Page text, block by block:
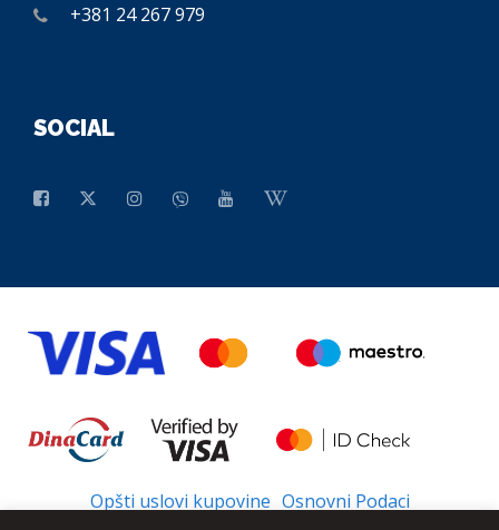
+381 24 267 979
SOCIAL
Opšti uslovi kupovine Osnovni Podaci